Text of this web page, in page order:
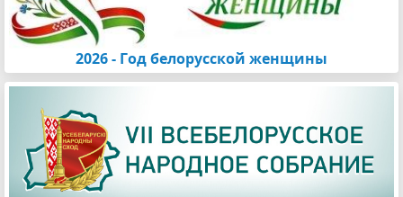
2026 - Год белорусской женщины